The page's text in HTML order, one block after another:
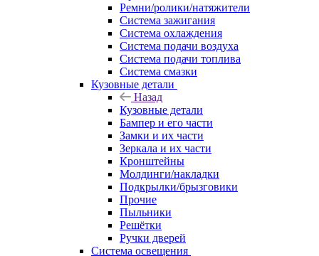
Ремни/ролики/натяжители
Система зажигания
Система охлаждения
Система подачи воздуха
Система подачи топлива
Система смазки
Кузовные детали
Назад
Кузовные детали
Бампер и его части
Замки и их части
Зеркала и их части
Кронштейны
Молдинги/накладки
Подкрылки/брызговики
Прочие
Пыльники
Решётки
Ручки дверей
Система освещения